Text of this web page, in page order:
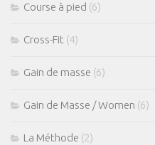
Course à pied (6)
Cross-Fit (4)
Gain de masse (6)
Gain de Masse / Women (6)
La Méthode (2)